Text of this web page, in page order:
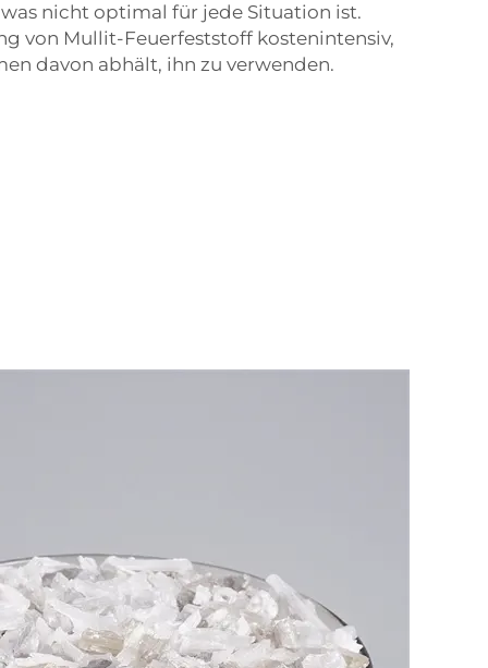
nicht optimal für jede Situation ist.
von Mullit-Feuerfeststoff kostenintensiv,
davon abhält, ihn zu verwenden.